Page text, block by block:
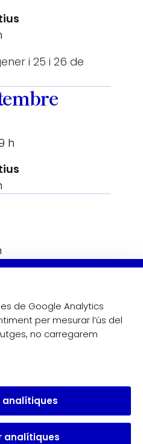
i 25 i 26 de
h
de Google Analytics
per mesurar l’ús del
no carregarem
analítiques
analítiques